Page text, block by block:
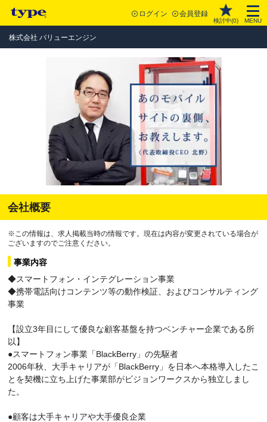
ログイン 会員登録
検討中(0) MENU
株式会社 バリューエンジン
会社概要
※この情報は、求人掲載当時の情報です。現在は内容が変更されている場合が
ございますのでご注意ください。
事業内容
◆スマートフォン・インテグレーション事業
◆携帯電話向けコンテンツ等の動作検証、およびコンサルティング
事業
【設立3年目にして優良な顧客基盤を持つベンチャー企業である所
以】
●スマートフォン事業「BlackBerry」の先駆者
2006年秋、大手キャリアが「BlackBerry」を日本へ本格導入したこ
とを契機に立ち上げた事業部がビジョンワークスから独立しまし
た。
●顧客は大手キャリアや大手優良企業